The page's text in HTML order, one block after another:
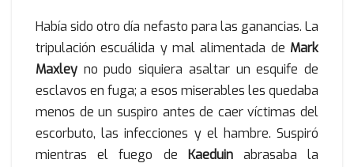
Había sido otro día nefasto para las ganancias. La
tripulación escuálida y mal alimentada de Mark
Maxley no pudo siquiera asaltar un esquife de
esclavos en fuga; a esos miserables les quedaba
menos de un suspiro antes de caer víctimas del
escorbuto, las infecciones y el hambre. Suspiró
mientras el fuego de Kaeduinabrasaba la